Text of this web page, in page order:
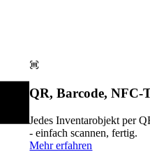
QR, Barcode, NFC-
Jedes Inventarobjekt per
- einfach scannen, fertig.
Mehr erfahren